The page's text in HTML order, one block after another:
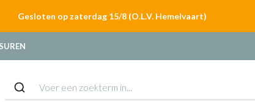
Gesloten op zaterdag 15/8 (O.L.V. Hemelvaart)